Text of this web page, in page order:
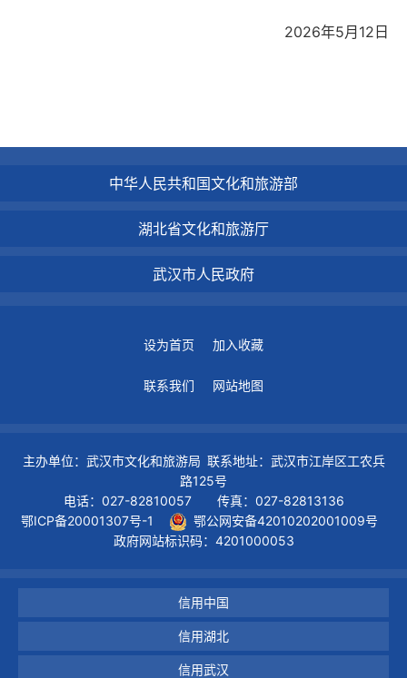
2026年5月12日
中华人民共和国文化和旅游部
湖北省文化和旅游厅
武汉市人民政府
设为首页 加入收藏
联系我们 网站地图
主办单位：武汉市文化和旅游局 联系地址：武汉市江岸区工农兵
路125号
电话：027-82810057 传真：027-82813136
鄂ICP备20001307号-1
鄂公网安备42010202001009号
政府网站标识码：4201000053
信用中国
信用湖北
信用武汉